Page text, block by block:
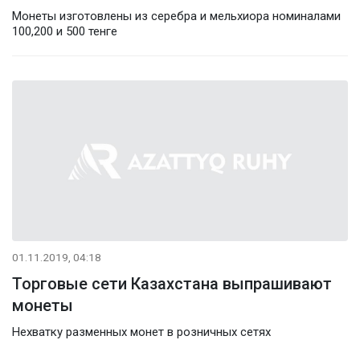
Монеты изготовлены из серебра и мельхиора номиналами
100,200 и 500 тенге
01.11.2019, 04:18
Торговые сети Казахстана выпрашивают
монеты
Нехватку разменных монет в розничных сетях